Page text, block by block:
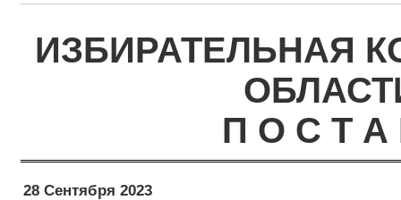
ИЗБИРАТЕЛЬНАЯ
П О С Т А
28 Сентября 2023